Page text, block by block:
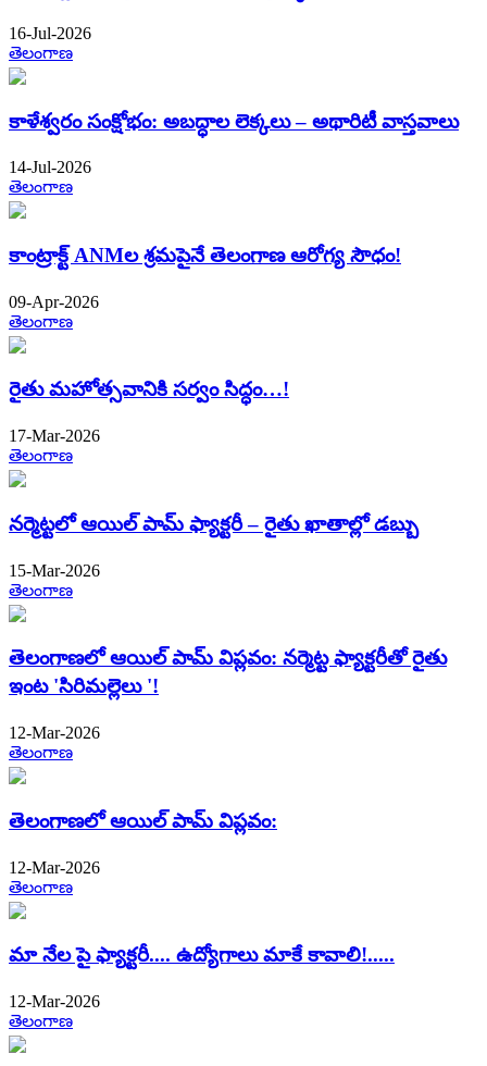
16-Jul-2026
తెలంగాణ
కాళేశ్వరం సంక్షోభం: అబద్ధాల లెక్కలు – అథారిటీ వాస్తవాలు
14-Jul-2026
తెలంగాణ
కాంట్రాక్ట్ ANMల శ్రమపైనే తెలంగాణ ఆరోగ్య సౌధం!
09-Apr-2026
తెలంగాణ
రైతు మహోత్సవానికి సర్వం సిద్ధం…!
17-Mar-2026
తెలంగాణ
నర్మెట్టలో ఆయిల్ పామ్ ఫ్యాక్టరీ – రైతు ఖాతాల్లో డబ్బు
15-Mar-2026
తెలంగాణ
తెలంగాణలో ఆయిల్ పామ్ విప్లవం: నర్మెట్ట ఫ్యాక్టరీతో రైతు
ఇంట 'సిరిమల్లెలు '!
12-Mar-2026
తెలంగాణ
తెలంగాణలో ఆయిల్ పామ్ విప్లవం:
12-Mar-2026
తెలంగాణ
మా నేల పై ఫ్యాక్టరీ.... ఉద్యోగాలు మాకే కావాలి!.....
12-Mar-2026
తెలంగాణ